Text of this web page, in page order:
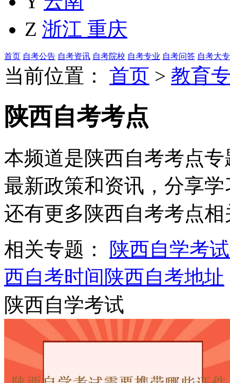
Z 浙江 重庆
首页 自考公告 自考资讯 自考院校 自考专业 自考问答 自考大专
当前位置： 首页 > 教育
陕西自考考点
本频道是陕西自考考点
最新政策和资讯，分享
还有更多陕西自考考点
相关专题：
陕西自学考试
西自考时间陕西自考地址
陕西自学考试